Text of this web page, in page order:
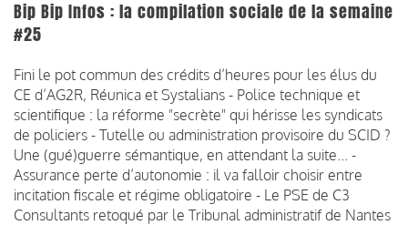
Bip Bip Infos : la compilation sociale de la semaine
#25
Fini le pot commun des crédits d’heures pour les élus du
CE d’AG2R, Réunica et Systalians - Police technique et
scientifique : la réforme "secrète" qui hérisse les syndicats
de policiers - Tutelle ou administration provisoire du SCID ?
Une (gué)guerre sémantique, en attendant la suite... -
Assurance perte d’autonomie : il va falloir choisir entre
incitation fiscale et régime obligatoire - Le PSE de C3
Consultants retoqué par le Tribunal administratif de Nantes